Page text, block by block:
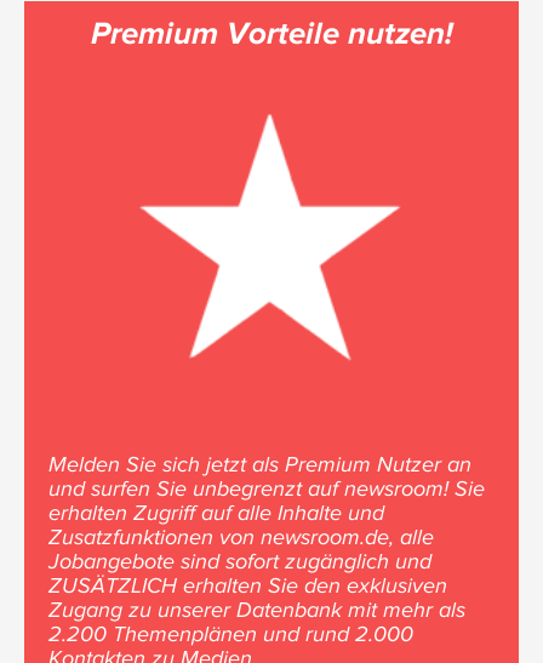
Premium Vorteile nutzen!
Melden Sie sich jetzt als Premium Nutzer an
und surfen Sie unbegrenzt auf newsroom! Sie
erhalten Zugriff auf alle Inhalte und
Zusatzfunktionen von newsroom.de, alle
Jobangebote sind sofort zugänglich und
ZUSÄTZLICH erhalten Sie den exklusiven
Zugang zu unserer Datenbank mit mehr als
2.200 Themenplänen und rund 2.000
Kontakten zu Medien.